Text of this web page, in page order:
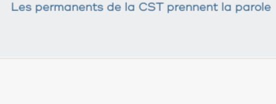
Les permanents de la CST prennent la parole